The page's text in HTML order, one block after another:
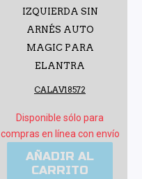
IZQUIERDA SIN
ARNÉS AUTO
MAGIC PARA
ELANTRA
CALAV18572
Disponible sólo para
compras en línea con envío
AÑADIR AL
CARRITO